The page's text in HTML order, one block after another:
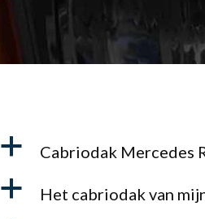
a Cabriodak Mercedes
a Het cabriodak van